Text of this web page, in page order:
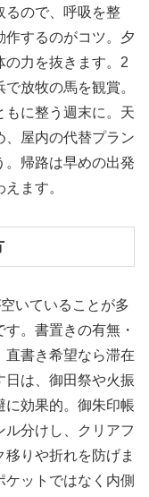
るので、呼吸を整
作するのがコツ。夕
の力を抜きます。2
放牧の馬を観賞。
もに整う週末に。天
、屋内の代替プラン
。帰路は早めの出発
ます。
いていることが多
。書置きの有無・
直書き希望なら滞在
日は、御田祭や火振
に効果的。御朱印帳
ル分けし、クリアフ
りや折れを防げま
ットではなく内側